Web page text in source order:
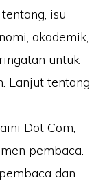
isu
akademik,
untuk
Lanjut tentang
Dot Com,
pembaca.
dan